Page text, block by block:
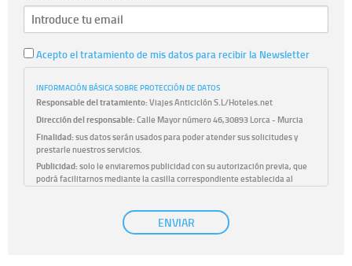
Acepto el tratamiento de mis datos para recibir la Newsletter
INFORMACIÓN BÁSICA SOBRE PROTECCIÓN DE DATOS
Responsable del tratamiento:Viajes Anticiclón S.L/Hoteles.net
Dirección del responsable:Calle Mayor número 46,30893 Lorca - Murcia
Finalidad:sus datos serán usados para poder atender sus solicitudes y
prestarle nuestros servicios.
Publicidad:solo le enviaremos publicidad con su autorización previa, que
podrá facilitarnos mediante la casilla correspondiente establecida al
únicamente trataremos sus datos con su consentimiento
previo, que podrá facilitarnos mediante la casilla correspondiente
ENVIAR